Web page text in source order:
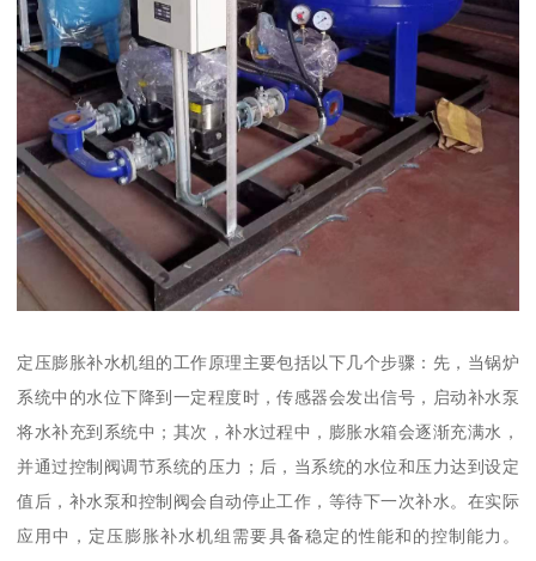
定压膨胀补水机组的工作原理主要包括以下几个步骤：先，当锅炉
系统中的水位下降到一定程度时，传感器会发出信号，启动补水泵
将水补充到系统中；其次，补水过程中，膨胀水箱会逐渐充满水，
并通过控制阀调节系统的压力；后，当系统的水位和压力达到设定
值后，补水泵和控制阀会自动停止工作，等待下一次补水。在实际
应用中，定压膨胀补水机组需要具备稳定的性能和的控制能力。